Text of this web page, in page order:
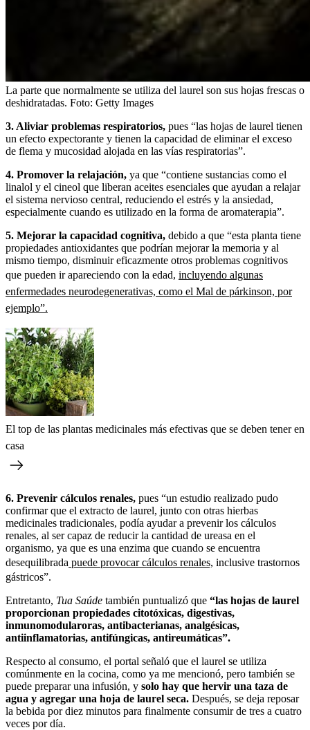
La parte que normalmente se utiliza del laurel son sus hojas frescas o
deshidratadas. Foto: Getty Images
3. Aliviar problemas respiratorios, pues “las hojas de laurel tienen
un efecto expectorante y tienen la capacidad de eliminar el exceso
de flema y mucosidad alojada en las vías respiratorias”.
4. Promover la relajación, ya que “contiene sustancias como el
linalol y el cineol que liberan aceites esenciales que ayudan a relajar
el sistema nervioso central, reduciendo el estrés y la ansiedad,
especialmente cuando es utilizado en la forma de aromaterapia”.
5. Mejorar la capacidad cognitiva, debido a que “esta planta tiene
propiedades antioxidantes que podrían mejorar la memoria y al
mismo tiempo, disminuir eficazmente otros problemas cognitivos
que pueden ir apareciendo con la edad, incluyendo algunas
enfermedades neurodegenerativas, como el Mal de párkinson, por
ejemplo”.
El top de las plantas medicinales más efectivas que se deben tener en
casa
6. Prevenir cálculos renales, pues “un estudio realizado pudo
confirmar que el extracto de laurel, junto con otras hierbas
medicinales tradicionales, podía ayudar a prevenir los cálculos
renales, al ser capaz de reducir la cantidad de ureasa en el
organismo, ya que es una enzima que cuando se encuentra
desequilibrada puede provocar cálculos renales, inclusive trastornos
gástricos”.
Entretanto, Tua Saúde también puntualizó que “las hojas de laurel
proporcionan propiedades citotóxicas, digestivas,
inmunomodularoras, antibacterianas, analgésicas,
antiinflamatorias, antifúngicas, antireumáticas”.
Respecto al consumo, el portal señaló que el laurel se utiliza
comúnmente en la cocina, como ya me mencionó, pero también se
puede preparar una infusión, y solo hay que hervir una taza de
agua y agregar una hoja de laurel seca. Después, se deja reposar
la bebida por diez minutos para finalmente consumir de tres a cuatro
veces por día.